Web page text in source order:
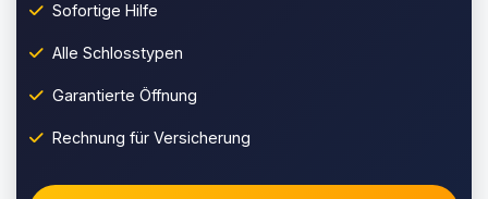
Sofortige Hilfe
Alle Schlosstypen
Garantierte Öffnung
Rechnung für Versicherung